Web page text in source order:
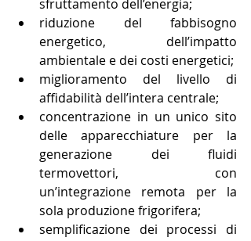
sfruttamento dell’energia;
riduzione del fabbisogno
energetico, dell’impatto
miglioramento del livello di
affidabilità dell’intera centrale;
concentrazione in un unico sito
delle apparecchiature per la
generazione dei fluidi
termovettori, con
un’integrazione remota per la
sola produzione frigorifera;
semplificazione dei processi di